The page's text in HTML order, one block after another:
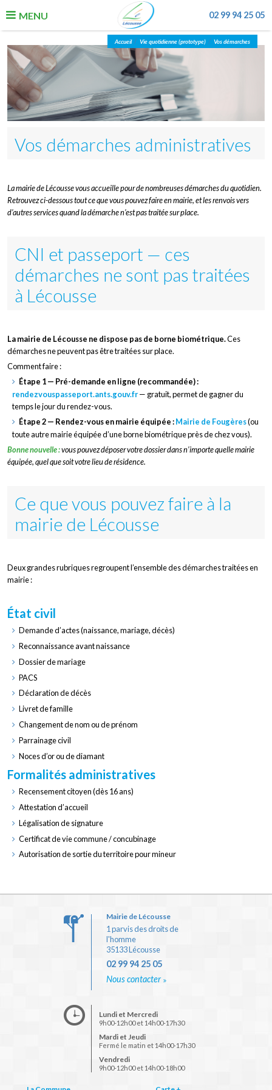
02 99 94 25 05
MENU
La Commune
Vie quotidienne
Enfance, jeunesse, éducation
Accueil / Vie quotidienne (prototype) / Vos démarches
Vos démarches administratives
La mairie de Lécousse vous accueille pour de nombreuses démarches du quotidien.
Retrouvez ci-dessous tout ce que vous pouvez faire en mairie, et les renvois vers
d’autres services quand la démarche n’est pas traitée sur place.
CNI et passeport — ces
démarches ne sont pas traitées
à Lécousse
La mairie de Lécousse ne dispose pas de borne biométrique.Ces
démarches ne peuvent pas être traitées sur place.
Comment faire :
Étape 1 — Pré-demande en ligne (recommandée) :
rendezvouspasseport.ants.gouv.fr— gratuit, permet de gagner du
temps le jour du rendez-vous.
Étape 2 — Rendez-vous en mairie équipée :Mairie de Fougères(ou
toute autre mairie équipée d’une borne biométrique près de chez vous).
Bonne nouvelle :vous pouvez déposer votre dossier dans n’importe quelle mairie
équipée, quel que soit votre lieu de résidence.
Ce que vous pouvez faire à la
mairie de Lécousse
Deux grandes rubriques regroupent l’ensemble des démarches traitées en
mairie :
État civil
Demande d’actes (naissance, mariage, décès)
Reconnaissance avant naissance
Dossier de mariage
PACS
Déclaration de décès
Livret de famille
Changement de nom ou de prénom
Parrainage civil
Noces d’or ou de diamant
Formalités administratives
Recensement citoyen (dès 16 ans)
Attestation d’accueil
Légalisation de signature
Certificat de vie commune / concubinage
Autorisation de sortie du territoire pour mineur
Mairie de Lécousse
1 parvis des droits de
l'homme
35133 Lécousse
02 99 94 25 05
Nous contacter
Lundi et Mercredi
9h00-12h00 et 14h00-17h30
Mardi et Jeudi
Fermé le matin et 14h00-17h30
Vendredi
9h00-12h00 et 14h00-18h00